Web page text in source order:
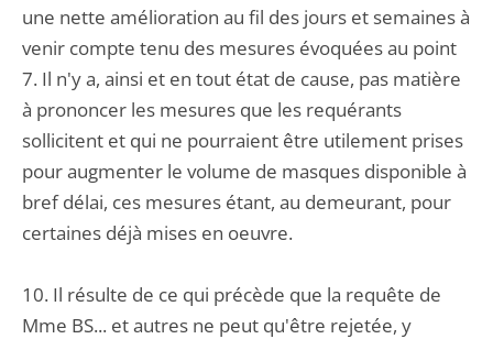
une nette amélioration au fil des jours et semaines à
venir compte tenu des mesures évoquées au point
7. Il n'y a, ainsi et en tout état de cause, pas matière
à prononcer les mesures que les requérants
sollicitent et qui ne pourraient être utilement prises
pour augmenter le volume de masques disponible à
bref délai, ces mesures étant, au demeurant, pour
certaines déjà mises en oeuvre.
10. Il résulte de ce qui précède que la requête de
Mme BS... et autres ne peut qu'être rejetée, y